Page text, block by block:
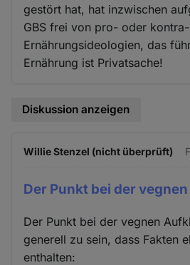
gestört hat, hat inzwischen
GBS frei von pro- oder
Ernährungsideologien, das
Ernährung ist Privatsache!
Diskussion anzeigen
Willie Stenzel (nicht überprüft)
Der Punkt bei der vegnen
Der Punkt bei der vegnen
generell zu sein, dass Fakten
enthalten: